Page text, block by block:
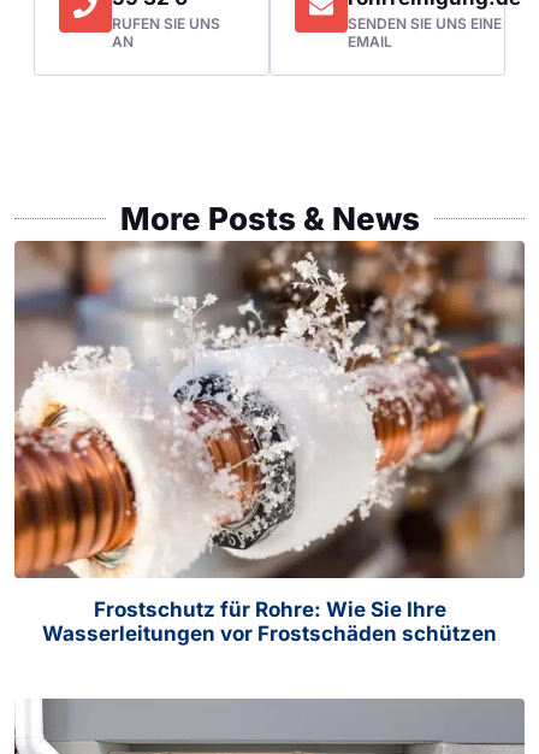
RUFEN SIE UNS
AN
SENDEN SIE UNS EINE
EMAIL
More Posts & News
Frostschutz für Rohre: Wie Sie Ihre
Wasserleitungen vor Frostschäden schützen